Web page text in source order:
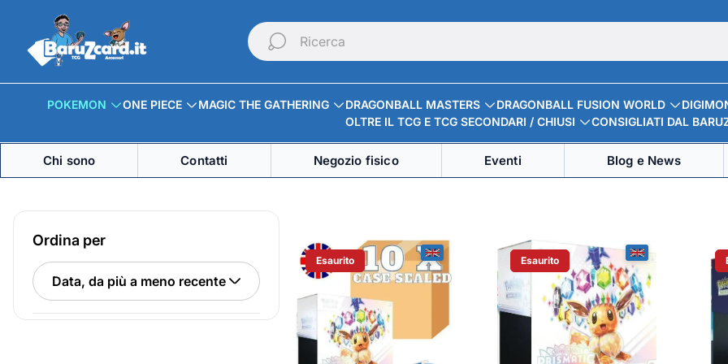
Logo
negozio"
Ricerca
POKEMON ONE PIECE MAGIC THE GATHERING DRAGONBALL MASTERS DRAGONBALL FUSION WORLD
OLTRE IL TCG E TCG SECONDARI / CHIUSI
CONSIGLIATI DAL
Chi sono Contatti Negozio fisico Eventi Blog e News
Ordina per
Ordina
per
Etichetta Del Prodotto:
Esaurito Etichetta Del Prodotto:
Esaurito